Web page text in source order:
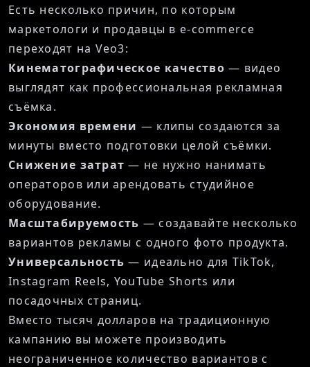
Есть несколько причин, по которым
маркетологи и продавцы в e-commerce
переходят на Veo3:
Кинематографическое качество — видео
выглядят как профессиональная рекламная
съёмка.
Экономия времени — клипы создаются за
минуты вместо подготовки целой съёмки.
Снижение затрат — не нужно нанимать
операторов или арендовать студийное
оборудование.
Масштабируемость — создавайте несколько
вариантов рекламы с одного фото продукта.
Универсальность — идеально для TikTok,
Instagram Reels, YouTube Shorts или
посадочных страниц.
Вместо тысяч долларов на традиционную
кампанию вы можете производить
неограниченное количество вариантов с